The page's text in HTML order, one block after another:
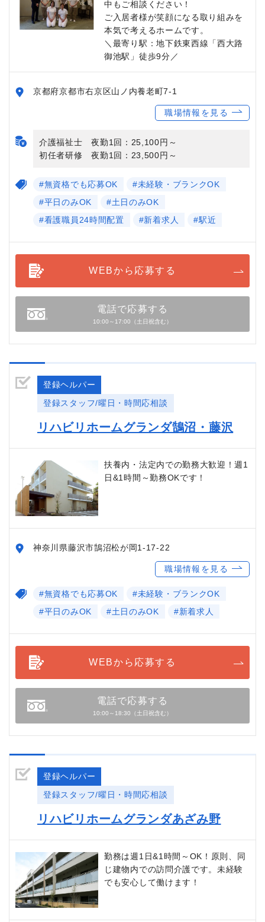
中もご相談ください！
ご入居者様が笑顔になる取り組みを
本気で考えるホームです。
＼最寄り駅：地下鉄東西線「西大路
御池駅」徒歩9分／
京都府京都市右京区山ノ内養老町7-1
職場情報を見る
介護福祉士 夜勤1回：25,100円～
初任者研修 夜勤1回：23,500円～
#無資格でも応募OK
#未経験・ブランクOK
#平日のみOK
#土日のみOK
#看護職員24時間配置
#新着求人 #駅近
WEBから応募する
電話で応募する
10:00～17:00（土日祝含む）
登録ヘルパー
登録スタッフ/曜日・時間応相談
リハビリホームグランダ鵠沼・藤沢
扶養内・法定内での勤務大歓迎！週1
日&1時間～勤務OKです！
神奈川県藤沢市鵠沼松が岡1-17-22
職場情報を見る
#無資格でも応募OK
#未経験・ブランクOK
#平日のみOK
#土日のみOK #新着求人
WEBから応募する
電話で応募する
10:00～18:30（土日祝含む）
登録ヘルパー
登録スタッフ/曜日・時間応相談
リハビリホームグランダあざみ野
勤務は週1日&1時間～OK！原則、同
じ建物内での訪問介護です。未経験
でも安心して働けます！